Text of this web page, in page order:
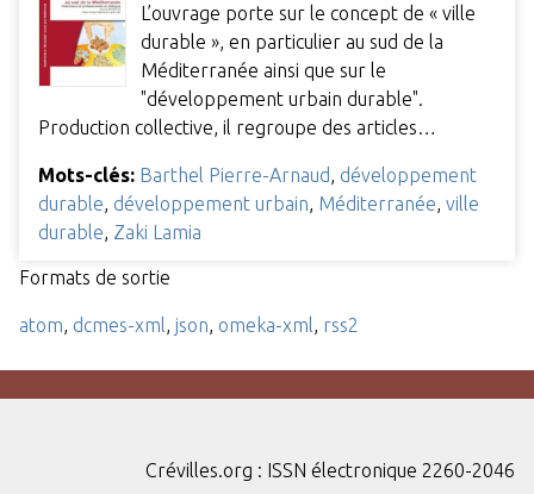
L’ouvrage porte sur le concept de « ville
durable », en particulier au sud de la
Méditerranée ainsi que sur le
"développement urbain durable".
Production collective, il regroupe des articles…
Mots-clés: Barthel Pierre-Arnaud, développement
durable, développement urbain, Méditerranée, ville
durable, Zaki Lamia
Formats de sortie
atom, dcmes-xml, json, omeka-xml, rss2
Crévilles.org : ISSN électronique 2260-2046